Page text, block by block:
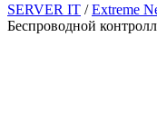
SERVER IT / Extreme
Беспроводной